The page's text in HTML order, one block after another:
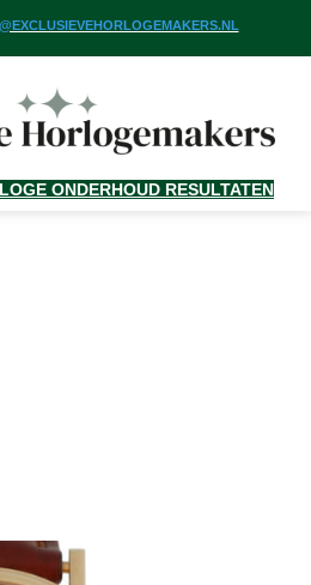
ONDERHOUD RESULTATEN